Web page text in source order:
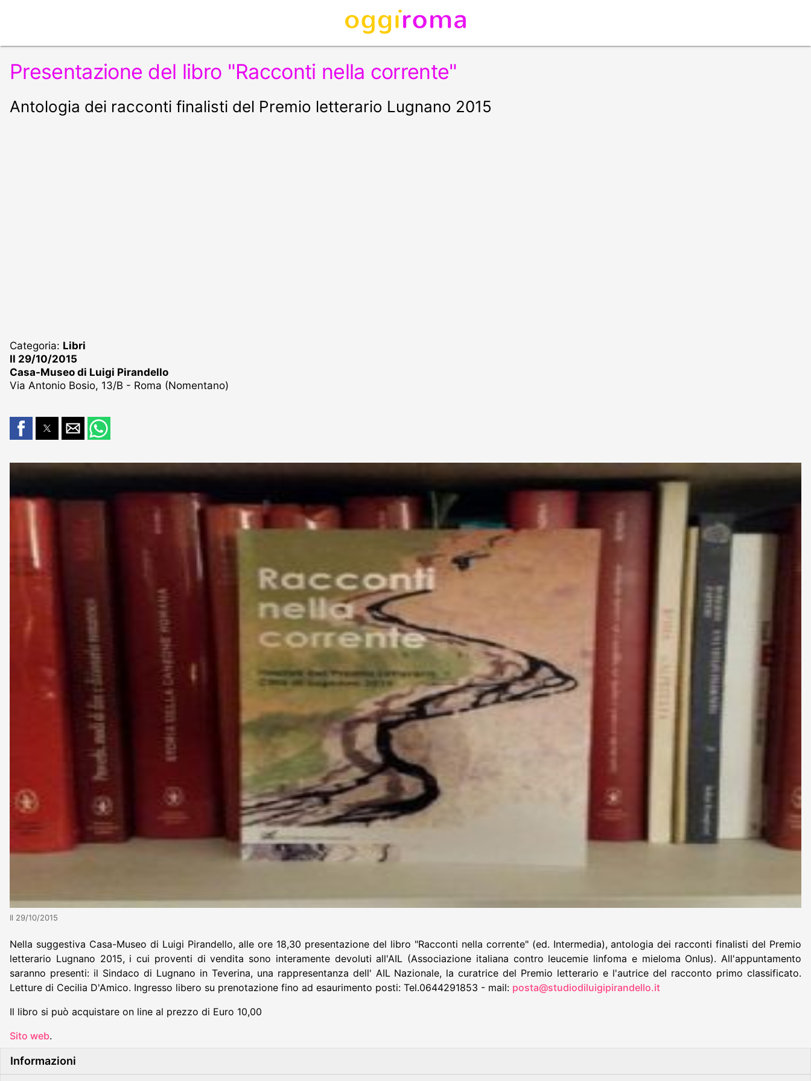
Presentazione del libro "Racconti nella corrente"
Antologia dei racconti finalisti del Premio letterario Lugnano 2015
Categoria: Libri
Il 29/10/2015
Casa-Museo di Luigi Pirandello
Via Antonio Bosio, 13/B - Roma (Nomentano)
Il 29/10/2015
Nella suggestiva Casa-Museo di Luigi Pirandello, alle ore 18,30 presentazione del libro "Racconti nella corrente" (ed. Intermedia), antologia dei racconti finalisti del Premio
letterario Lugnano 2015, i cui proventi di vendita sono interamente devoluti all'AIL (Associazione italiana contro leucemie linfoma e mieloma Onlus). All'appuntamento
saranno presenti: il Sindaco di Lugnano in Teverina, una rappresentanza dell' AIL Nazionale, la curatrice del Premio letterario e l'autrice del racconto primo classificato.
Letture di Cecilia D'Amico. Ingresso libero su prenotazione fino ad esaurimento posti: Tel.0644291853 - mail: posta@studiodiluigipirandello.it
Il libro si può acquistare on line al prezzo di Euro 10,00
Sito web.
Informazioni